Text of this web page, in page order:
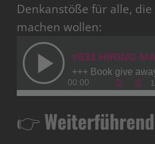
Denkanstöße für alle,
machen wollen:
👉